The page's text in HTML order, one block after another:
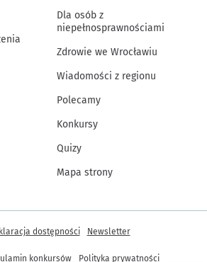
Dla osób z
niepełnosprawnościami
Zdrowie we Wrocławiu
Wiadomości z regionu
Polecamy
Konkursy
Quizy
Mapa strony
dostępności Newsletter
konkursów Polityka prywatności